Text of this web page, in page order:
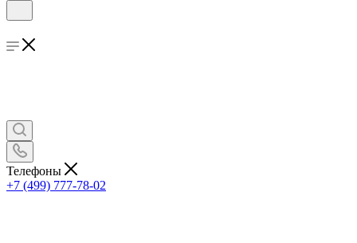
Телефоны
+7 (499) 777-78-02